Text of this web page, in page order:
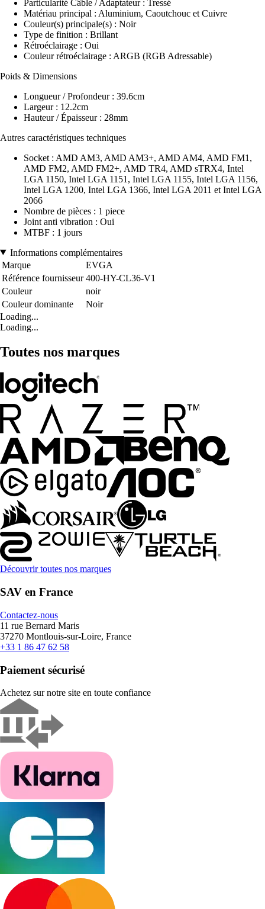
Particularité Câble / Adaptateur : Tressé
Matériau principal : Aluminium, Caoutchouc et Cuivre
Couleur(s) principale(s) : Noir
Type de finition : Brillant
Rétroéclairage : Oui
Couleur rétroéclairage : ARGB (RGB Adressable)
Poids & Dimensions
Longueur / Profondeur : 39.6cm
Largeur : 12.2cm
Hauteur / Épaisseur : 28mm
Autres caractéristiques techniques
Socket : AMD AM3, AMD AM3+, AMD AM4, AMD FM1,
AMD FM2, AMD FM2+, AMD TR4, AMD sTRX4, Intel
LGA 1150, Intel LGA 1151, Intel LGA 1155, Intel LGA 1156,
Intel LGA 1200, Intel LGA 1366, Intel LGA 2011 et Intel LGA
2066
Nombre de pièces : 1 piece
Joint anti vibration : Oui
MTBF : 1 jours
Informations complémentaires
Marque
EVGA
Référence fournisseur 400-HY-CL36-V1
Couleur
noir
Couleur dominante
Noir
Loading...
Loading...
Toutes nos marques
Découvrir toutes nos marques
SAV en France
Contactez-nous
11 rue Bernard Maris
37270 Montlouis-sur-Loire, France
+33 1 86 47 62 58
Paiement sécurisé
Achetez sur notre site en toute confiance